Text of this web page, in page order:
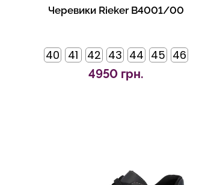
Черевики Rieker B4001/00
40 41 42 43 44 45 46
4950 грн.